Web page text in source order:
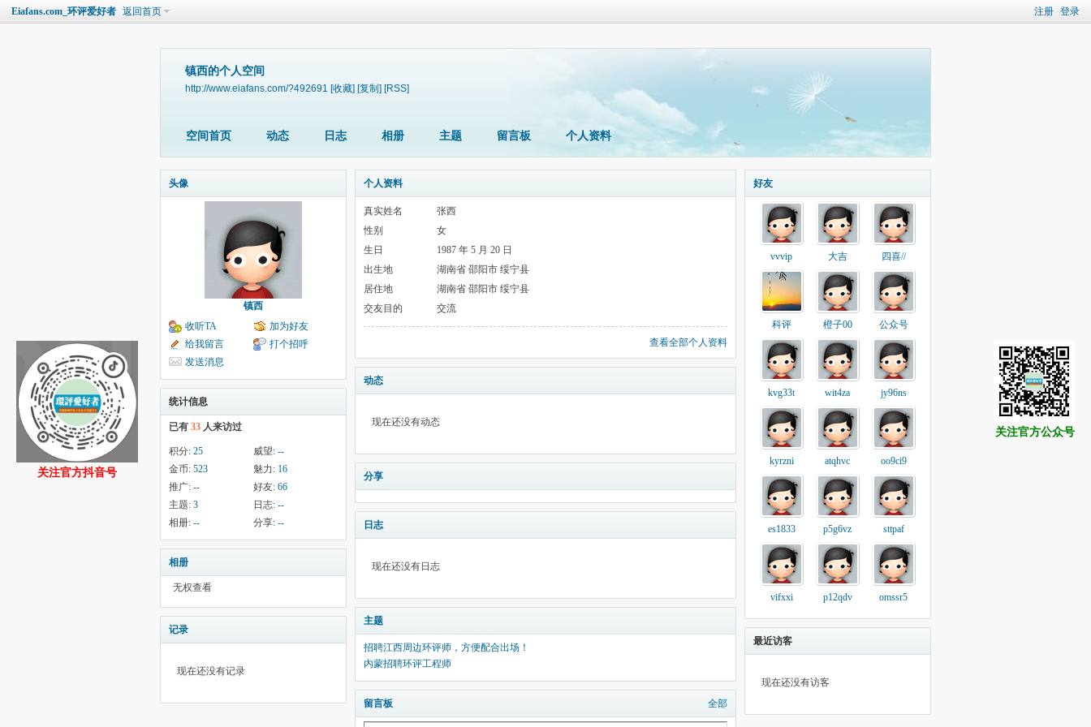
注册 登录
Eiafans.com_环评爱好者 返回首页
镇西的个人空间
http://www.eiafans.com/?492691 [收藏] [复制] [RSS]
空间首页 动态 日志 相册 主题 留言板 个人资料
头像
镇西
收听TA
加为好友
给我留言
打个招呼
发送消息
统计信息
已有 33 人来访过
积分: 25 威望: --
金币: 523 魅力: 16
推广: -- 好友: 66
主题: 3 日志: --
相册: -- 分享: --
相册
无权查看
记录
现在还没有记录
个人资料
真实姓名
张西
性别
女
生日
1987 年 5 月 20 日
出生地
湖南省 邵阳市 绥宁县
居住地
湖南省 邵阳市 绥宁县
交友目的
交流
查看全部个人资料
动态
现在还没有动态
分享
日志
现在还没有日志
主题
招聘江西周边环评师，方便配合出场！
内蒙招聘环评工程师
留言板 全部
好友
vvvip 大吉 四喜//
科评 橙子00 公众号
kvg33t wit4za jy96ns
kyrzni atqhvc oo9ci9
es1833 p5g6vz sttpaf
vifxxi p12qdv omssr5
最近访客
现在还没有访客
关注官方公众号
关注官方抖音号